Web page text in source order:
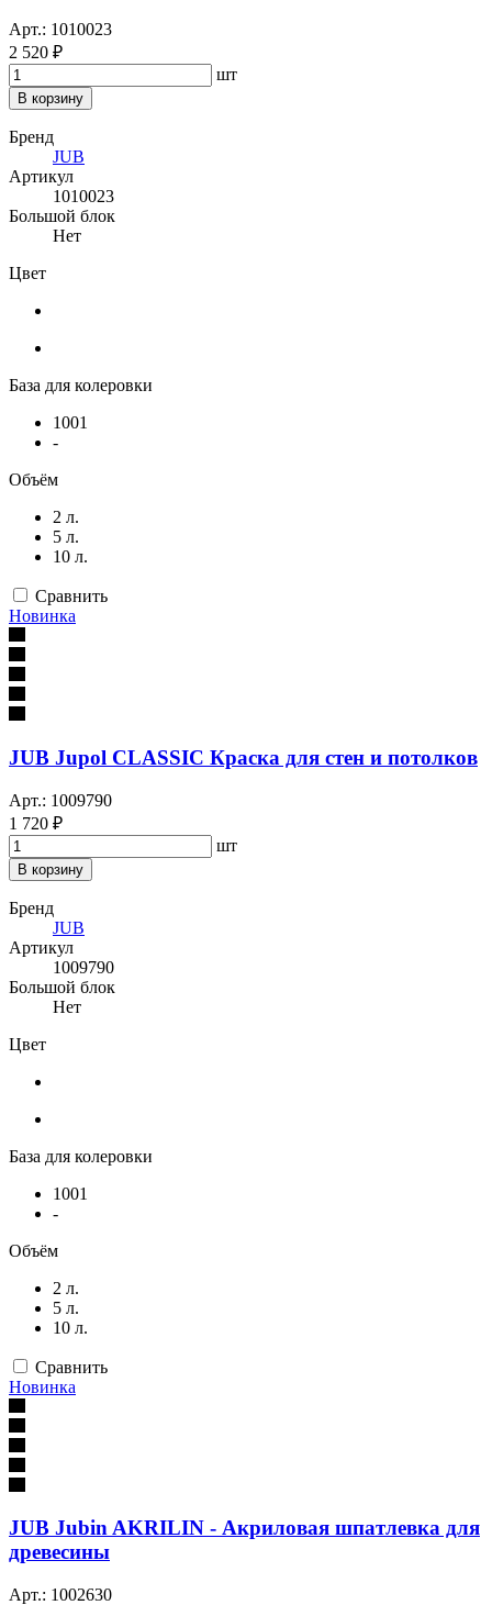
Арт.: 1010023
2 520 ₽
шт
В корзину
Бренд
JUB
Артикул
1010023
Большой блок
Нет
Цвет
База для колеровки
1001
-
Объём
2 л.
5 л.
10 л.
Сравнить
Новинка
JUB Jupol CLASSIC Краска для стен и потолков
Арт.: 1009790
1 720 ₽
шт
В корзину
Бренд
JUB
Артикул
1009790
Большой блок
Нет
Цвет
База для колеровки
1001
-
Объём
2 л.
5 л.
10 л.
Сравнить
Новинка
JUB Jubin AKRILIN - Акриловая шпатлевка для
древесины
Арт.: 1002630